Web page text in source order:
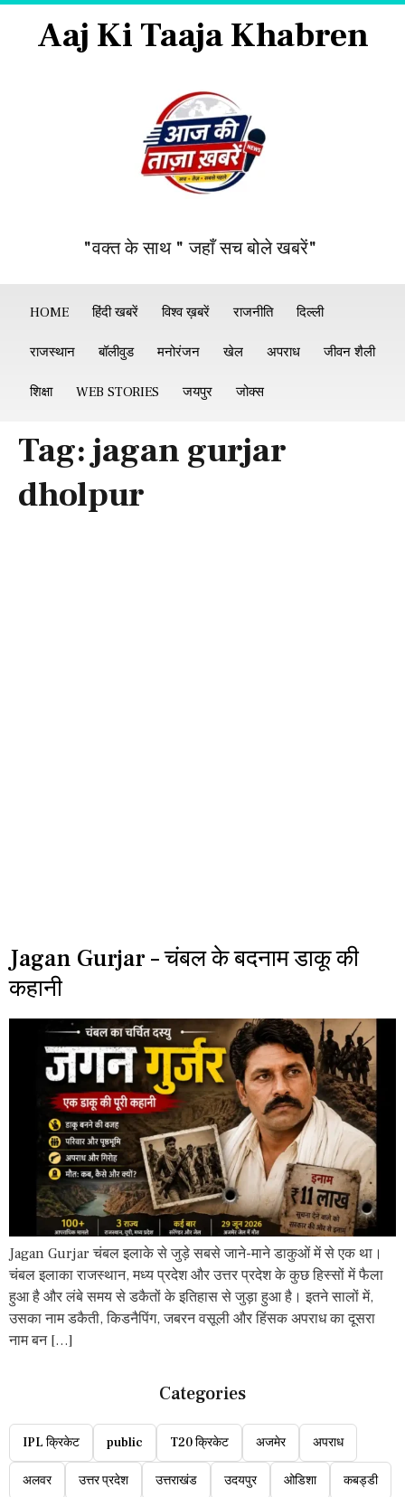
Aaj Ki Taaja Khabren
"वक्त के साथ " जहाँ सच बोले खबरें"
HOME हिंदी खबरें विश्व ख़बरें राजनीति दिल्ली
राजस्थान बॉलीवुड मनोरंजन खेल अपराध जीवन शैली
शिक्षा WEB STORIES जयपुर जोक्स
Tag:jagan gurjar
dholpur
Jagan Gurjar – चंबल के बदनाम डाकू की
कहानी
Jagan Gurjar चंबल इलाके से जुड़े सबसे जाने-माने डाकुओं में से एक था।
चंबल इलाका राजस्थान, मध्य प्रदेश और उत्तर प्रदेश के कुछ हिस्सों में फैला
हुआ है और लंबे समय से डकैतों के इतिहास से जुड़ा हुआ है। इतने सालों में,
उसका नाम डकैती, किडनैपिंग, जबरन वसूली और हिंसक अपराध का दूसरा
नाम बन […]
Categories
IPL क्रिकेट public T20 क्रिकेट अजमेर अपराध
अलवर उत्तर प्रदेश उत्तराखंड उदयपुर ओडिशा कबड्डी